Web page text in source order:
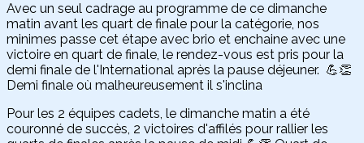
Avec un seul cadrage au programme de ce dimanche
matin avant les quart de finale pour la catégorie, nos
minimes passe cet étape avec brio et enchaine avec une
victoire en quart de finale, le rendez-vous est pris pour la
demi finale de l'International après la pause déjeuner. 💪👏
Demi finale où malheureusement il s'inclina
Pour les 2 équipes cadets, le dimanche matin a été
couronné de succès, 2 victoires d'affilés pour rallier les